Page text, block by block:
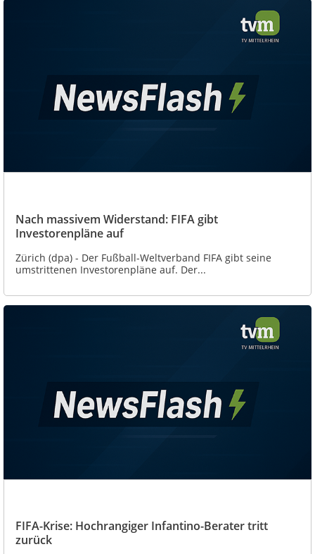
Nach massivem Widerstand: FIFA gibt
Investorenpläne auf
Zürich (dpa) - Der Fußball-Weltverband FIFA gibt seine
umstrittenen Investorenpläne auf. Der...
FIFA-Krise: Hochrangiger Infantino-Berater tritt
zurück